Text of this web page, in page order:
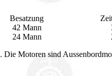
Besatzung
42 Mann
24 Mann
Motoren sind